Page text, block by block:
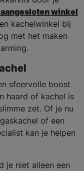
aangesloten winkel
kachelwinkel bij
met het maken
sfeervolle boost
haard of kachel is
zet. Of je nu
of een
kan je helpen
je niet alleen een